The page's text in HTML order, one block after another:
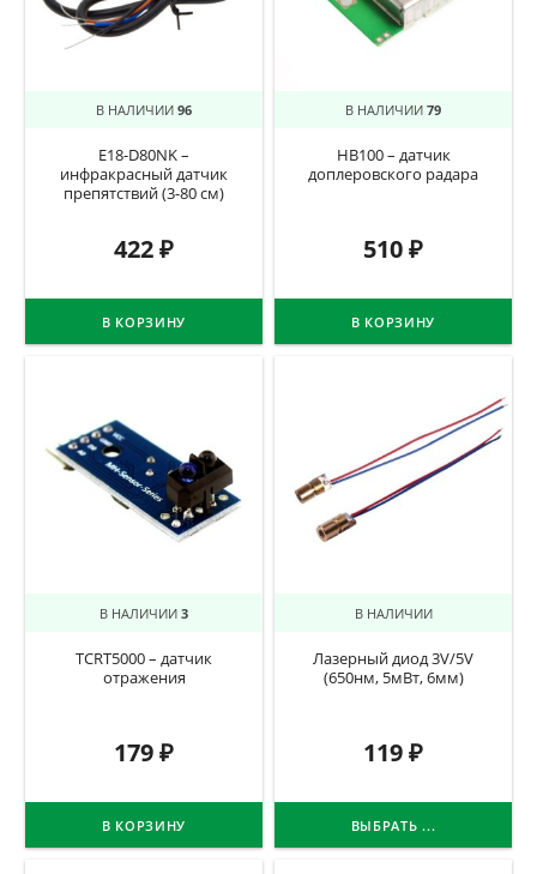
В НАЛИЧИИ 96
E18-D80NK –
инфракрасный датчик
препятствий (3-80 см)
422₽
В КОРЗИНУ
В НАЛИЧИИ 79
HB100 – датчик
доплеровского радара
510₽
В КОРЗИНУ
В НАЛИЧИИ 3
TCRT5000 – датчик
отражения
179₽
В КОРЗИНУ
В НАЛИЧИИ
Лазерный диод 3V/5V
(650нм, 5мВт, 6мм)
119₽
ВЫБРАТЬ ...